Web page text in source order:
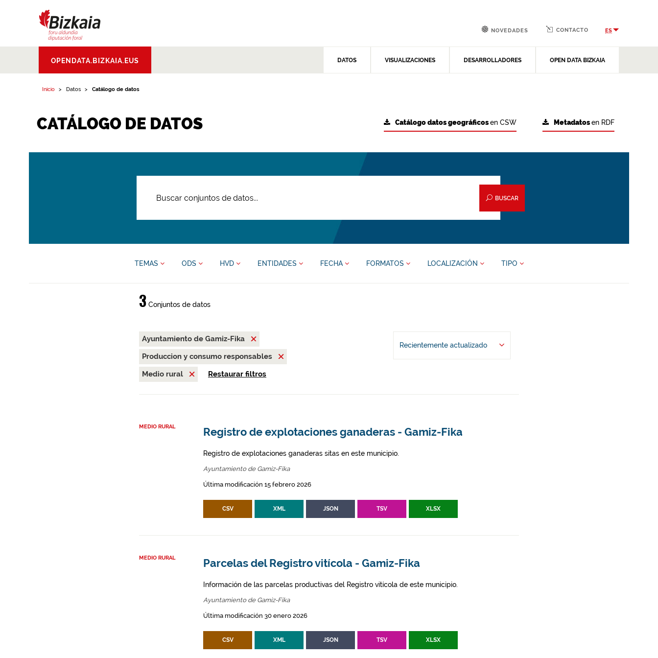
Aldundia.Diputacion
Foral de Bizkaia
OPENDATA.BIZKAIA.EUS DATOS VISUALIZACIONES DESARROLLADORES OPEN DATA BIZKAIA
NOVEDADES CONTACTO ES
Inicio Datos Catálogo de datos
CATÁLOGO DE DATOS Metadatosen RDF
Catálogo datos geográficosen CSW
BUSCAR
TEMAS ODS HVD ENTIDADES FECHA FORMATOS LOCALIZACIÓN TIPO
3Conjuntos de datos
Ayuntamiento de Gamiz-Fika
Produccion y consumo responsables
Medio rural
Restaurar filtros
Recientemente actualizado
MEDIO RURAL Registro de explotaciones ganaderas - Gamiz-Fika
Registro de explotaciones ganaderas sitas en este municipio.
Ayuntamiento de Gamiz-Fika
Última modificación 15 febrero 2026
CSV XML JSON TSV XLSX
MEDIO RURAL Parcelas del Registro vitícola - Gamiz-Fika
Información de las parcelas productivas del Registro vitícola de este municipio.
Ayuntamiento de Gamiz-Fika
Última modificación 30 enero 2026
CSV XML JSON TSV XLSX